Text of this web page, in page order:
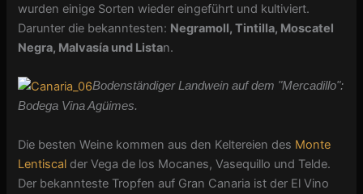
wurden einige Sorten wieder eingeführt und kultiviert.
Darunter die bekanntesten: Negramoll, Tintilla, Moscatel
Negra, Malvasía und Listan.
Bodenständiger Landwein auf dem "Mercadillo":
Bodega Vina Agüimes.
Die besten Weine kommen aus den Keltereien des Monte
Lentiscal der Vega de los Mocanes, Vasequillo und Telde.
Der bekannteste Tropfen auf Gran Canaria ist der El Vino